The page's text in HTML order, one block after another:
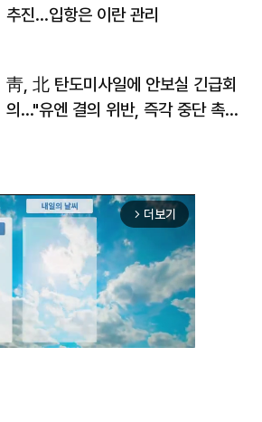
추진…입항은 이란 관리
靑, 北 탄도미사일에 안보실 긴급회
의…"유엔 결의 위반, 즉각 중단 촉
arrow_forward_ios 더보기